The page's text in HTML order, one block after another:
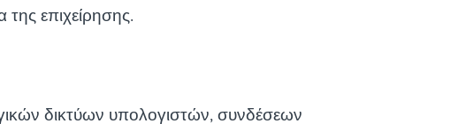
της επιχείρησης.
δικτύων υπολογιστών, συνδέσεων